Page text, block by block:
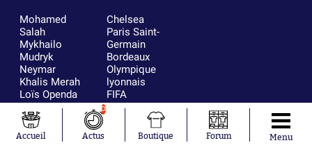
Mohamed
Salah
Mykhailo
Mudryk
Neymar
Khalis Merah
Loïs Openda
Moussa
Niakhaté
Nicolás
Tagliafico
Chelsea
Paris Saint-
Germain
Bordeaux
Olympique
lyonnais
FIFA
Real Madrid
RC Strasbourg
AC Milan
France
Accueil
0
Actus Boutique Forum Menu